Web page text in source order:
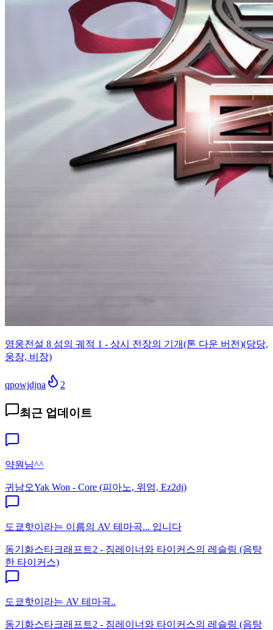
영웅전설 8 섬의 궤적 1 - 상시 전장의 기개(톤 다운 버전)(당당,
웅장, 비장)
qpowjdjna 2
최근 업데이트
약원님^^
귀남오Yak Won - Core (피아노, 위엄, Ez2dj)
도쿄핫이라는 이름의 AV 테마곡... 입니다
동기화스타크래프트2 - 짐레이너와 타이커스의 레슬링 (음탕
한 타이커스)
도쿄핫이라는 AV 테마곡..
동기화스타크래프트2 - 짐레이너와 타이커스의 레슬링 (음탕